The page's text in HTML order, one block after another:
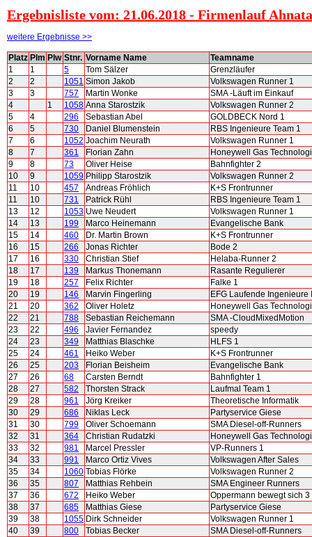
Ergebnisliste vom: 21.06.2018 - Firmenlauf
weitere Ergebnisse >>
Platz Plm Plw Stnr. Vorname Name
Teamname
1
1 5 Tom Sälzer
Grenzläufer
2
2 1051 Simon Jakob
Volkswagen Runner 1
3
3 757 Martin Wonke
SMA -Läuft im Einkauf
4
1 1058 Anna Starostzik
Volkswagen Runner 2
5
4 296 Sebastian Abel
GOLDBECK Nord 1
6
5 730 Daniel Blumenstein
RBS Ingenieure Team 1
7
6 1052 Joachim Neurath
Volkswagen Runner 1
8
7 361 Florian Zahn
Honeywell Gas
9
8 73 Oliver Heise
Bahnfighter 2
10
9 1059 Philipp Starostzik
Volkswagen Runner 2
11
10 457 Andreas Fröhlich
K+S Frontrunner
11
10 731 Patrick Rühl
RBS Ingenieure Team 1
13
12 1053 Uwe Neudert
Volkswagen Runner 1
14
13 199 Marco Heinemann
Evangelische Bank
15
14 460 Dr. Martin Brown
K+S Frontrunner
16
15 266 Jonas Richter
Bode 2
17
16 330 Christian Stief
Helaba-Runner 2
18
17 139 Markus Thonemann
Rasante Regulierer
19
18 257 Felix Richter
Falke 1
20
19 146 Marvin Fingerling
EFG Laufende Ingenieure I
21
20 362 Oliver Holetz
Honeywell Gas
22
21 788 Sebastian Reichemann
SMA -CloudMixedMotion
23
22 496 Javier Fernandez
speedy
24
23 349 Matthias Blaschke
HLFS 1
25
24 461 Heiko Weber
K+S Frontrunner
26
25 203 Florian Beisheim
Evangelische Bank
27
26 68 Carsten Berndt
Bahnfighter 1
28
27 582 Thorsten Strack
Laufmal Team 1
29
28 961 Jörg Kreiker
Theoretische Informatik
30
29 686 Niklas Leck
Partyservice Giese
31
30 799 Oliver Schoemann
SMA Diesel-off-Runners
32
31 364 Christian Rudatzki
Honeywell Gas
33
32 981 Marcel Pressler
VP-Runners 1
34
33 991 Marco Ortiz Vives
Volkswagen After Sales
35
34 1060 Tobias Flörke
Volkswagen Runner 2
36
35 807 Matthias Rehbein
SMA Engineer Runners
37
36 672 Heiko Weber
Oppermann bewegt sich 3
38
37 685 Matthias Giese
Partyservice Giese
39
38 1055 Dirk Schneider
Volkswagen Runner 1
40
39 800 Tobias Becker
SMA Diesel-off-Runners